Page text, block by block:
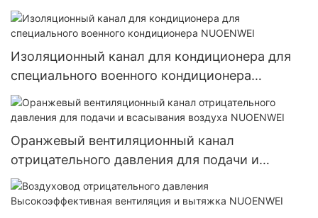
отопления NUOENWEI
Изоляционный канал для кондиционера для
специального военного кондиционера
NUOENWEI
Оранжевый вентиляционный канал
отрицательного давления для подачи и
всасывания воздуха NUOENWEI